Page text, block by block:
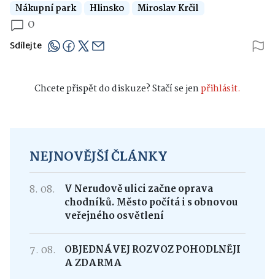
Nákupní park Hlinsko Miroslav Krčil
0
Sdílejte
Chcete přispět do diskuze? Stačí se jenpřihlásit.
NEJNOVĚJŠÍ ČLÁNKY
8. 08.
V Nerudově ulici začne oprava
chodníků. Město počítá i s obnovou
veřejného osvětlení
7. 08.
OBJEDNÁVEJ ROZVOZ POHODLNĚJI
A ZDARMA